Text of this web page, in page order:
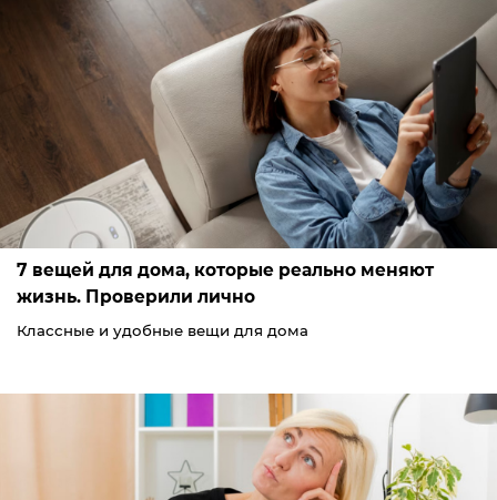
7 вещей для дома, которые реально меняют
жизнь. Проверили лично
Классные и удобные вещи для дома